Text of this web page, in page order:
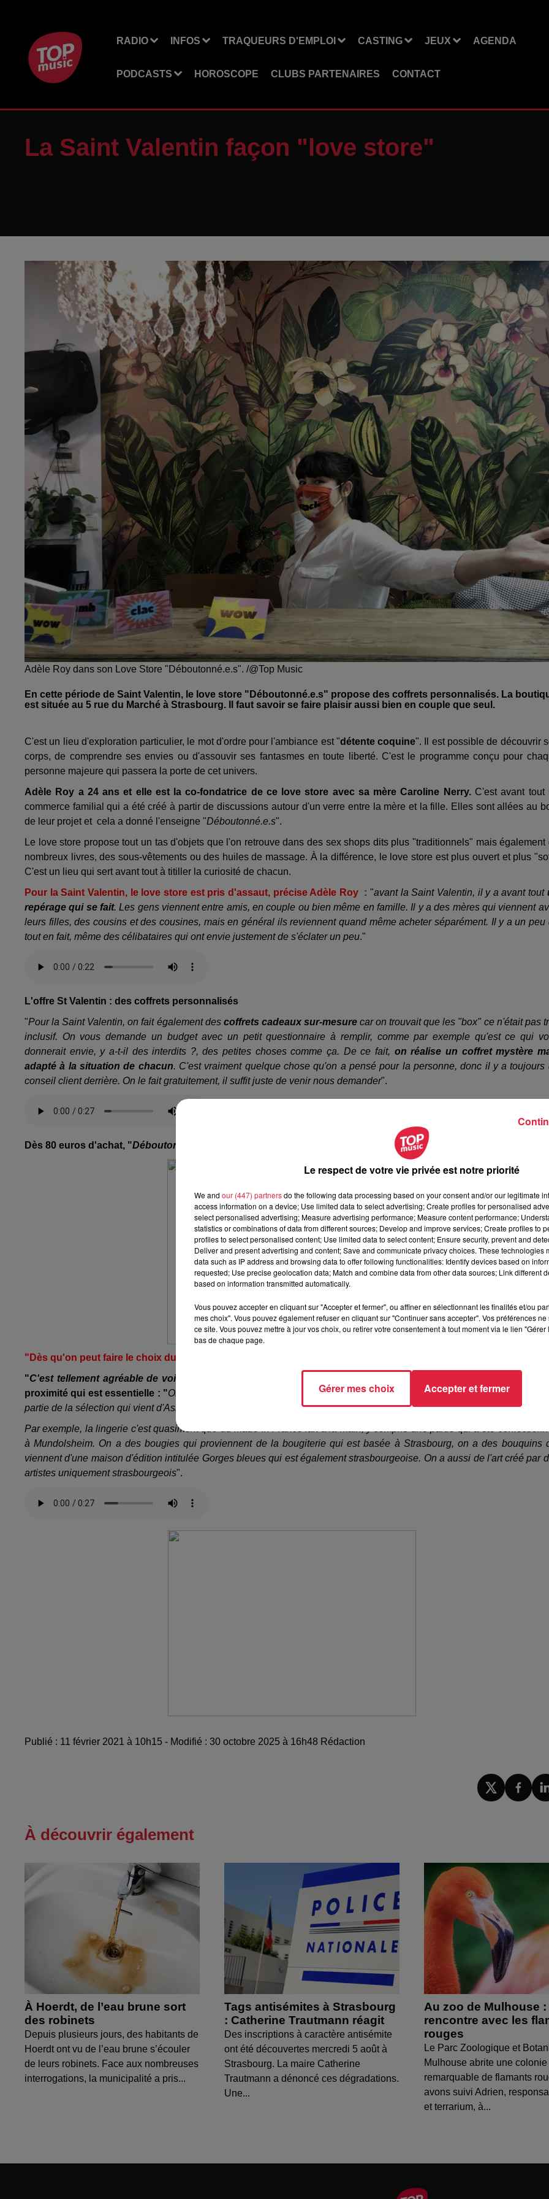
RADIO INFOS TRAQUEURS D'EMPLOI CASTING JEUX AGENDA
PODCASTS HOROSCOPE CLUBS PARTENAIRES CONTACT
La Saint Valentin façon "love store"
Adèle Roy dans son Love Store "Déboutonné.e.s". /@Top Music
En cette période de Saint Valentin, le love store "Déboutonné.e.s" propose des coffrets personnalisés. La
est située au 5 rue du Marché à Strasbourg. Il faut savoir se faire plaisir aussi bien en couple que seul.
C'est un lieu d'exploration particulier, le mot d'ordre pour l'ambiance est "détente coquine". Il est possible de découvrir
corps, de comprendre ses envies ou d'assouvir ses fantasmes en toute liberté. C'est le programme conçu pour
personne majeure qui passera la porte de cet univers.
Adèle Roy a 24 ans et elle est la co-fondatrice de ce love store avec sa mère Caroline Nerry. C'est avant tout
commerce familial qui a été créé à partir de discussions autour d'un verre entre la mère et la fille. Elles sont allées au
de leur projet et cela a donné l'enseigne "Déboutonné.e.s".
Le love store propose tout un tas d'objets que l'on retrouve dans des sex shops dits plus "traditionnels" mais également
nombreux livres, des sous-vêtements ou des huiles de massage. À la différence, le love store est plus ouvert et plus
C'est un lieu qui sert avant tout à titiller la curiosité de chacun.
Pour la Saint Valentin, le love store est pris d'assaut, précise Adèle Roy : "avant la Saint Valentin, il y a avant tout
repérage qui se fait. Les gens viennent entre amis, en couple ou bien même en famille. Il y a des mères qui viennent
leurs filles, des cousins et des cousines, mais en général ils reviennent quand même acheter séparément. Il y a un peu
tout en fait, même des célibataires qui ont envie justement de s'éclater un peu."
L'offre St Valentin : des coffrets personnalisés
"Pour la Saint Valentin, on fait également des coffrets cadeaux sur-mesurecar on trouvait que les "box" ce n'était pas
inclusif. On vous demande un budget avec un petit questionnaire à remplir, comme par exemple qu'est ce qui
donnerait envie, y a-t-il des interdits ?, des petites choses comme ça. De ce fait, on réalise un coffret mystère
adapté à la situation de chacun. C'est vraiment quelque chose qu'on a pensé pour la personne, donc il y a toujours
conseil client derrière. On le fait gratuitement, il suffit juste de venir nous demander".
Dès 80 euros d'achat, "Déboutonné.e.s" offre une sacoche avec un cadenas, pour dissimuler les sextoys.
"Dès qu'on peut faire le choix du local, on le fait"
"C'est tellement agréable de voir les artisans nous déposer leurs produits à vélo
proximité qui est essentielle : "On a une gamme de produits qui vient d'Europe, notamment d'Allemagne, on a aussi
partie de la sélection qui vient d'Asie. Mais on essaye au maximum de cultiver le local.
Par exemple, la lingerie c'est quasiment que du Made in France fait à la main, y compris une partie qui a été
à Mundolsheim. On a des bougies qui proviennent de la bougiterie qui est basée à Strasbourg, on a des bouquins
viennent d'une maison d'édition intitulée Gorges bleues qui est également strasbourgeoise. On a aussi de l'art créé par
artistes uniquement strasbourgeois".
Publié : 11 février 2021 à 10h15 - Modifié : 30 octobre 2025 à 16h48 Rédaction
À découvrir également
À Hoerdt, de l’eau brune sort
des robinets
Depuis plusieurs jours, des habitants de
Hoerdt ont vu de l’eau brune s’écouler
de leurs robinets. Face aux nombreuses
interrogations, la municipalité a pris...
Tags antisémites à Strasbourg
: Catherine Trautmann réagit
Des inscriptions à caractère antisémite
ont été découvertes mercredi 5 août à
Strasbourg. La maire Catherine
Trautmann a dénoncé ces dégradations.
Une...
Au zoo de Mulhouse :
rencontre avec les
rouges
Le Parc Zoologique et
Mulhouse abrite une colonie
remarquable de flamants
avons suivi Adrien,
et terrarium, à...
Le respect de votre vie privée est notre priorité
We and our (447) partnersdo the following data processing based on your consent and/or our legitimate
access information on a device; Use limited data to select advertising; Create profiles for personalised
select personalised advertising; Measure advertising performance; Measure content performance;
statistics or combinations of data from different sources; Develop and improve services; Create profiles to
profiles to select personalised content; Use limited data to select content; Ensure security, prevent and
Deliver and present advertising and content; Save and communicate privacy choices. These technologies
data such as IP address and browsing data to offer following functionalities: Identify devices based on
requested; Use precise geolocation data; Match and combine data from other data sources; Link different
based on information transmitted automatically.
Vous pouvez accepter en cliquant sur "Accepter et fermer", ou affiner en sélectionnant les finalités et/ou
mes choix". Vous pouvez également refuser en cliquant sur "Continuer sans accepter". Vos préférences
ce site. Vous pouvez mettre à jour vos choix, ou retirer votre consentement à tout moment via le lien
bas de chaque page.
Gérer mes choix Accepter et fermer